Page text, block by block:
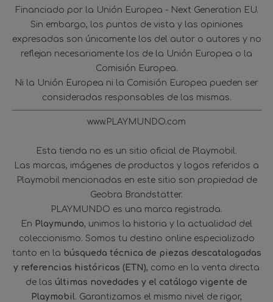
Financiado por la Unión Europea - Next Generation EU.
Sin embargo, los puntos de vista y las opiniones
expresadas son únicamente los del autor o autores y no
reflejan necesariamente los de la Unión Europea o la
Comisión Europea.
Ni la Unión Europea ni la Comisión Europea pueden ser
consideradas responsables de las mismas.
www.PLAYMUNDO.com
Esta tienda no es un sitio oficial de Playmobil.
Las marcas, imágenes de productos y logos referidos a
Playmobil mencionadas en este sitio son propiedad de
Geobra Brandstätter.
PLAYMUNDO es una marca registrada.
En Playmundo, unimos la historia y la actualidad del
coleccionismo. Somos tu destino online especializado
tanto en la búsqueda técnica de piezas descatalogadas
y referencias históricas (ETN), como en la venta directa
de las últimas novedades y el catálogo vigente de
Playmobil. Garantizamos el mismo nivel de rigor,